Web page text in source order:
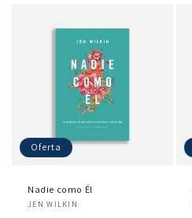
Oferta
Nadie como Él
Proveedor:
JEN WILKIN